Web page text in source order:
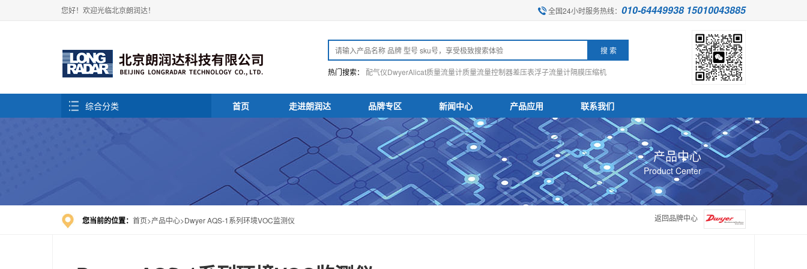
您好！欢迎光临北京朗润达！ 全国24小时服务热线： 010-64449938 15010043885
热门搜索： 配气仪DwyerAlicat质量流量计质量流量控制器差压表浮子流量计隔膜压缩机
综合分类 首页 走进朗润达 品牌专区 新闻中心 产品应用 联系我们
产品中心
Product Center
您当前的位置： 首页 产品中心 Dwyer AQS-1系列环境VOC监测仪 返回品牌中心